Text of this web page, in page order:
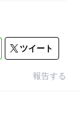
ツイート
報告する